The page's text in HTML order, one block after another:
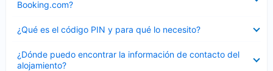
Booking.com?
¿Qué es el código PIN y para qué lo necesito?
cerrado
¿Dónde puedo encontrar la información de contacto del
alojamiento?
cerrado